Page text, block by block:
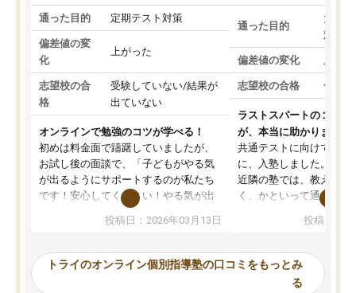
通った目的 定期テスト対策
偏差値の変
化
上がった
志望校の合
格
受験していない/結果が
出ていない
オンラインで勉強のコツが学べる！
初めは料金面で躊躇していましたが、
お試し後の面談で、「子どもがやる気
が出るようにサポートするのが私たち
です！安心してください！やる気が出
ないのは私たち講師の責任です」と言
ってくださり、確かに！と考えて、思
ったんですが、学生の先生から学ぶこ
投稿日：2026年03月13日
通った目的
大学
対策
偏差値の変化 上が
志望校の合格 合格
ラストスパートの１か月
が、本当に助かりました
共通テストに向けての追
に、入塾しました。田舎
近隣の塾では、教えても
く、かといって通うには
可能なので本当に助か
らないところをピンポイ
頂いて、とてもわかり
投稿日：
トライのオンライン個別指導塾の口コミをもっとみ
る